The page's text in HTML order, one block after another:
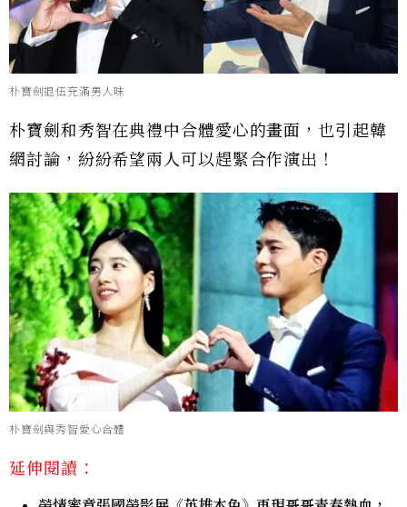
朴寶劍退伍充滿男人味
朴寶劍和秀智在典禮中合體愛心的畫面，也引起韓
網討論，紛紛希望兩人可以趕緊合作演出！
朴寶劍與秀智愛心合體
延伸閱讀：